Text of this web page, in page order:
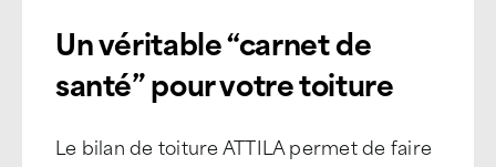
Un véritable “carnet de
santé” pour votre toiture
Le bilan de toiture ATTILA permet de faire